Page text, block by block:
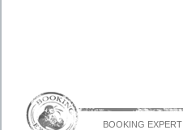
BOOKING EXPERT